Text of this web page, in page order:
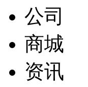
公司
商城
资讯